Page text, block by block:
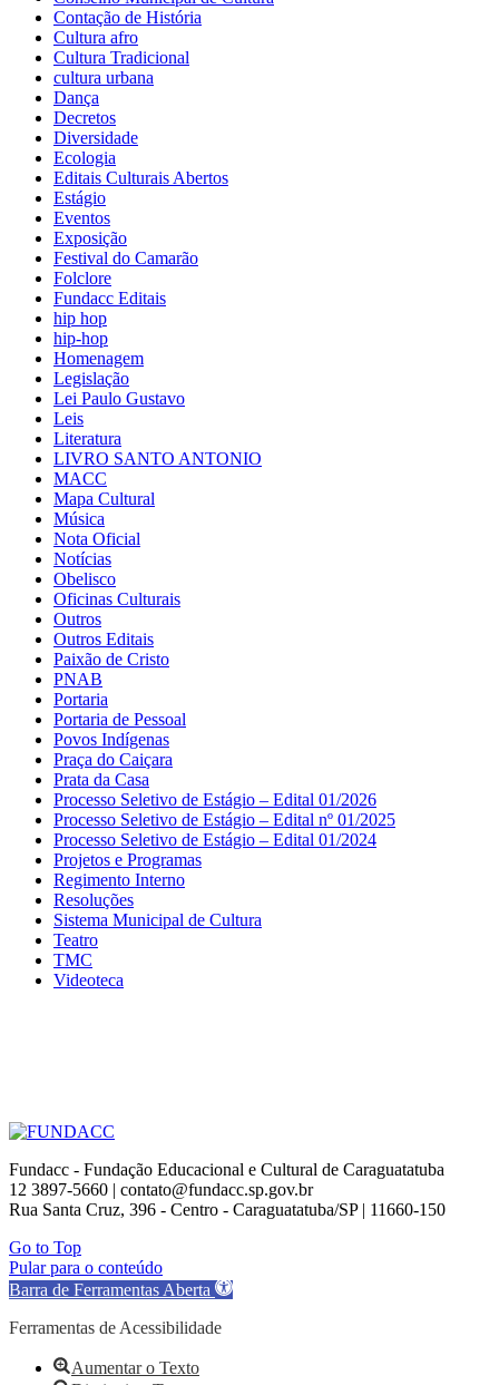
Contação de História
Cultura afro
Cultura Tradicional
cultura urbana
Dança
Decretos
Diversidade
Ecologia
Editais Culturais Abertos
Estágio
Eventos
Exposição
Festival do Camarão
Folclore
Fundacc Editais
hip hop
hip-hop
Homenagem
Legislação
Lei Paulo Gustavo
Leis
Literatura
LIVRO SANTO ANTONIO
MACC
Mapa Cultural
Música
Nota Oficial
Notícias
Obelisco
Oficinas Culturais
Outros
Outros Editais
Paixão de Cristo
PNAB
Portaria
Portaria de Pessoal
Povos Indígenas
Praça do Caiçara
Prata da Casa
Processo Seletivo de Estágio – Edital 01/2026
Processo Seletivo de Estágio – Edital nº 01/2025
Processo Seletivo de Estágio – Edital 01/2024
Projetos e Programas
Regimento Interno
Resoluções
Sistema Municipal de Cultura
Teatro
TMC
Videoteca
Fundacc - Fundação Educacional e Cultural de Caraguatatuba
12 3897-5660 | contato@fundacc.sp.gov.br
Rua Santa Cruz, 396 - Centro - Caraguatatuba/SP | 11660-150
Go to Top
Pular para o conteúdo
Barra de Ferramentas Aberta
Ferramentas de Acessibilidade
Aumentar o Texto